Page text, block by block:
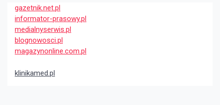
gazetnik.net.pl
informator-prasowy.pl
medialnyserwis.pl
blognowosci.pl
magazynonline.com.pl
klinikamed.pl